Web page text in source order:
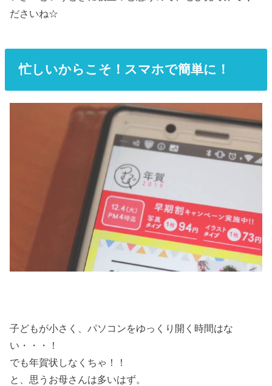
ださいね☆
忙しいからこそ！スマホで簡単に！
子どもが小さく、パソコンをゆっくり開く時間はな
い・・・！
でも年賀状しなくちゃ！！
と、思うお母さんは多いはず。